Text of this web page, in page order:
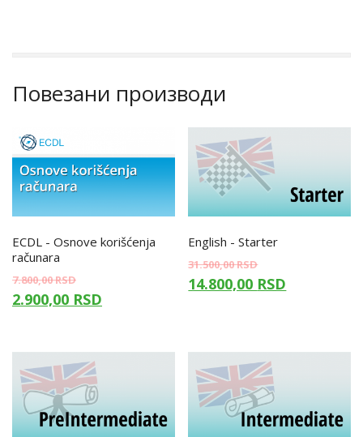
Повезани производи
ECDL - Osnove korišćenja
računara
7.800,00RSD
2.900,00 RSD
English - Starter
31.500,00RSD
14.800,00 RSD